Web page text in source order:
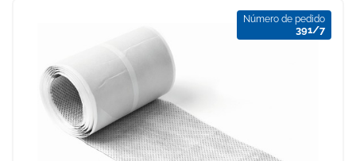
Número de pedido
391/7